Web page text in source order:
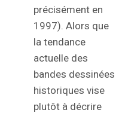
précisément en
1997). Alors que
la tendance
actuelle des
bandes dessinées
historiques vise
plutôt à décrire